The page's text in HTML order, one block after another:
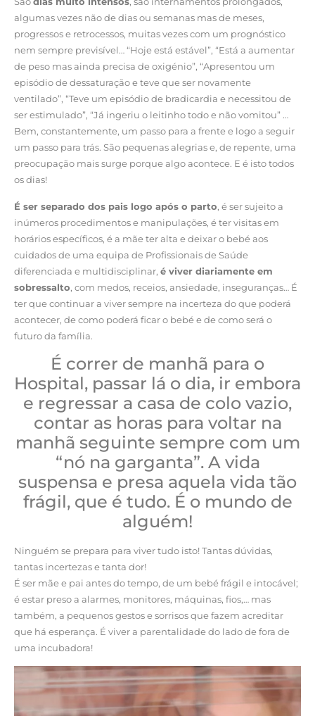
algumas vezes não de dias ou semanas mas de meses,
progressos e retrocessos, muitas vezes com um prognóstico
nem sempre previsível… “Hoje está estável”, “Está a aumentar
de peso mas ainda precisa de oxigénio”, “Apresentou um
episódio de dessaturação e teve que ser novamente
ventilado”, “Teve um episódio de bradicardia e necessitou de
ser estimulado”, “Já ingeriu o leitinho todo e não vomitou” …
Bem, constantemente, um passo para a frente e logo a seguir
um passo para trás. São pequenas alegrias e, de repente, uma
preocupação mais surge porque algo acontece. E é isto todos
os dias!
É ser separado dos pais logo após o parto, é ser sujeito a
inúmeros procedimentos e manipulações, é ter visitas em
horários específicos, é a mãe ter alta e deixar o bebé aos
cuidados de uma equipa de Profissionais de Saúde
diferenciada e multidisciplinar, é viver diariamente em
sobressalto, com medos, receios, ansiedade, inseguranças… É
ter que continuar a viver sempre na incerteza do que poderá
acontecer, de como poderá ficar o bebé e de como será o
futuro da família.
É correr de manhã para o
Hospital, passar lá o dia, ir embora
e regressar a casa de colo vazio,
contar as horas para voltar na
manhã seguinte sempre com um
“nó na garganta”. A vida
suspensa e presa aquela vida tão
frágil, que é tudo. É o mundo de
alguém!
Ninguém se prepara para viver tudo isto! Tantas dúvidas,
tantas incertezas e tanta dor!
É ser mãe e pai antes do tempo, de um bebé frágil e intocável;
é estar preso a alarmes, monitores, máquinas, fios,… mas
também, a pequenos gestos e sorrisos que fazem acreditar
que há esperança. É viver a parentalidade do lado de fora de
uma incubadora!